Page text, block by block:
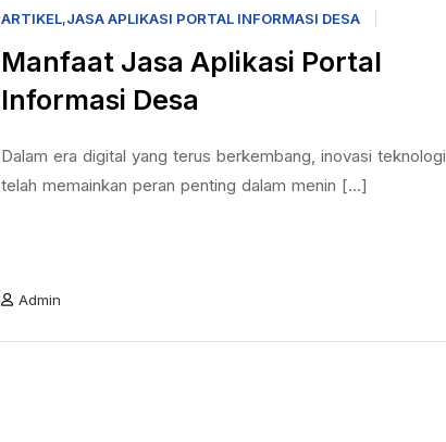
ARTIKEL,JASA APLIKASI PORTAL INFORMASI DESA
Manfaat Jasa Aplikasi Portal
Informasi Desa
Dalam era digital yang terus berkembang, inovasi teknologi
telah memainkan peran penting dalam menin [...]
Admin